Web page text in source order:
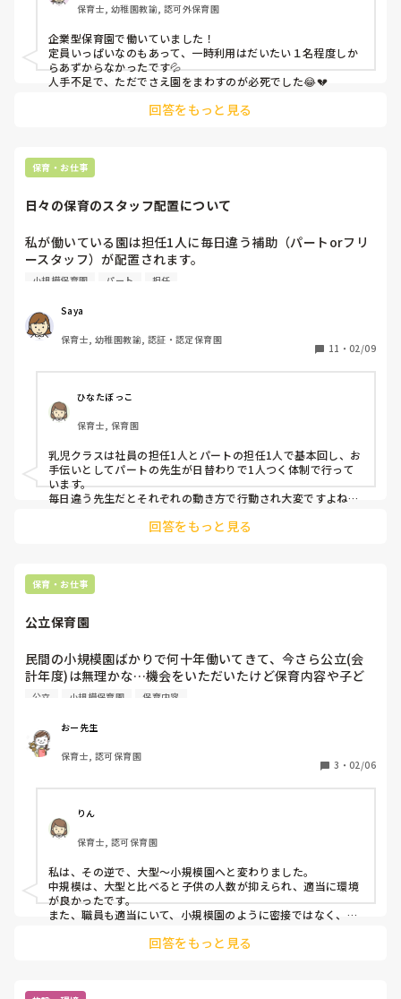
保育士, 幼稚園教諭, 認可外保育園
企業型保育園で働いていました！
定員いっぱいなのもあって、一時利用はだいたい１名程度しか
らあずからなかったです💦
人手不足で、ただでさえ園をまわすのが必死でした😂💔
回答をもっと見る
保育・お仕事
日々の保育のスタッフ配置について
私が働いている園は担任1人に毎日違う補助（パートorフリ
ースタッフ）が配置されます。
特に月齢の低いクラスだと、補助のスタッフによりやりやす
小規模保育園 パート 担任
Saya
保育士, 幼稚園教諭, 認証・認定保育園
11 ・ 02/09
ひなたぼっこ
保育士, 保育園
乳児クラスは社員の担任1人とパートの担任1人で基本回し、お
手伝いとしてパートの先生が日替わりで1人つく体制で行って
います。
毎日違う先生だとそれぞれの動き方で行動され大変ですよね。
回答をもっと見る
保育・お仕事
公立保育園
民間の小規模園ばかりで何十年働いてきて、今さら公立(会
計年度)は無理かな…機会をいただいたけど保育内容や子ど
もや職員の人数の多さ、広さに、ギャップを感じ疲れてしま
公立 小規模保育園 保育内容
おー先生
保育士, 認可保育園
3 ・ 02/06
りん
保育士, 認可保育園
私は、その逆で、大型〜小規模園へと変わりました。
中規模は、大型と比べると子供の人数が抑えられ、適当に環境
が良かったです。
また、職員も適当にいて、小規模園のように密接ではなく、楽
今は小規模園での密接度に（人間関係に）ストレスを感じる毎
回答をもっと見る